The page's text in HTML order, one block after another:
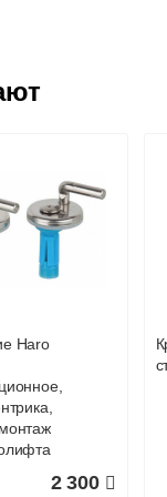
до передней
до края в самом
крышки-
Santek
Haro
2 300